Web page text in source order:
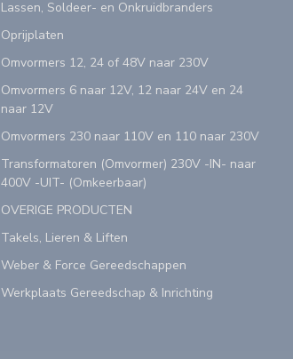
Lassen, Soldeer- en Onkruidbranders
Oprijplaten
Omvormers 12, 24 of 48V naar 230V
Omvormers 6 naar 12V, 12 naar 24V en 24
naar 12V
Omvormers 230 naar 110V en 110 naar 230V
Transformatoren (Omvormer) 230V -IN- naar
400V -UIT- (Omkeerbaar)
OVERIGE PRODUCTEN
Takels, Lieren & Liften
Weber & Force Gereedschappen
Werkplaats Gereedschap & Inrichting